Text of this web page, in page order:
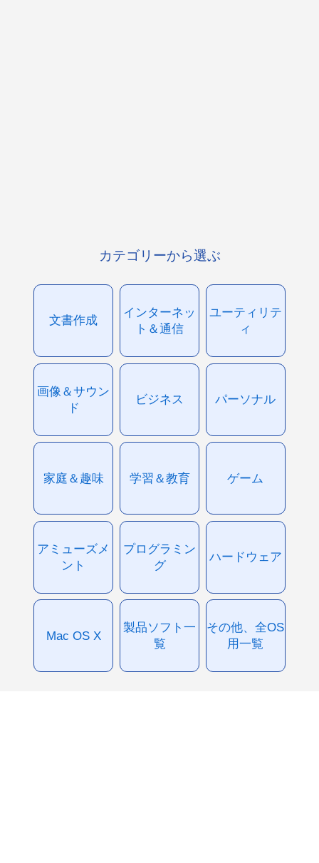
カテゴリーから選ぶ
文書作成
インターネッ
ト＆通信
ユーティリテ
ィ
画像＆サウン
ド
ビジネス パーソナル
家庭＆趣味 学習＆教育 ゲーム
アミューズメ
ント
プログラミン
グ
ハードウェア
Mac OS X
製品ソフト一
覧
その他、全OS
用一覧